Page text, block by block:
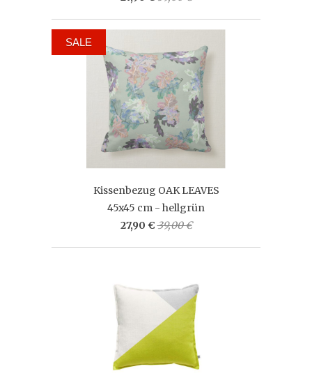
Kissenbezug OAK LEAVES
45x45 cm - hellgrün
27,90 €39,00 €
SALE